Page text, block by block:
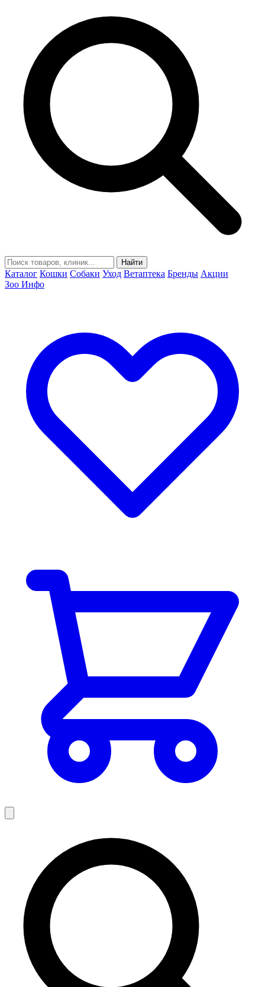
Найти
Каталог Кошки Собаки Уход Ветаптека Бренды Акции
Зоо Инфо